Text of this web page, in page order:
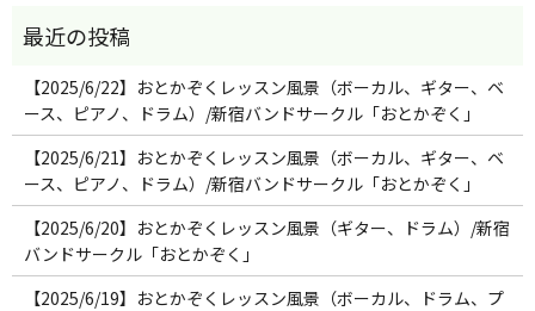
【2025/6/22】おとかぞくレッスン風景（ボーカル、ギター、ベ
ース、ピアノ、ドラム）/新宿バンドサークル「おとかぞく」
【2025/6/21】おとかぞくレッスン風景（ボーカル、ギター、ベ
ース、ピアノ、ドラム）/新宿バンドサークル「おとかぞく」
【2025/6/20】おとかぞくレッスン風景（ギター、ドラム）/新宿
バンドサークル「おとかぞく」
【2025/6/19】おとかぞくレッスン風景（ボーカル、ドラム、プ